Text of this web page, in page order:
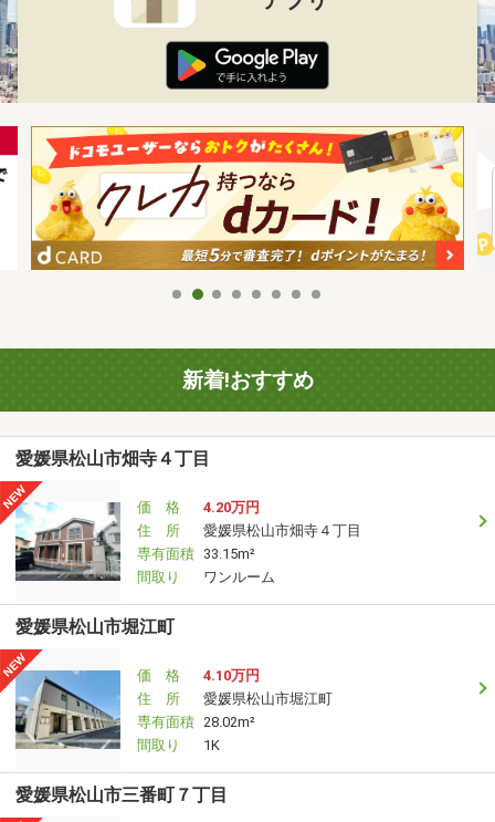
新着!おすすめ
愛媛県松山市畑寺４丁目
価 格
4.20万円
住 所
愛媛県松山市畑寺４丁目
専有面積 33.15m²
間取り
ワンルーム
愛媛県松山市堀江町
価 格
4.10万円
住 所
愛媛県松山市堀江町
専有面積 28.02m²
間取り
1K
愛媛県松山市三番町７丁目